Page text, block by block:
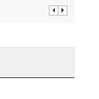
이 다